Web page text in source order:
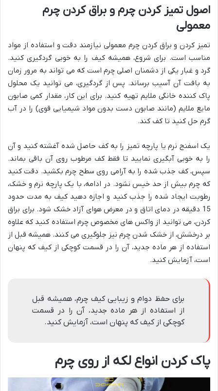
اصول تمیز کردن چرم و براق کردن چرم
معمولی
تمیز کردن و براق کردن چرم معمولی نیازمند دقت و استفاده از مواد
مناسب است. برای شروع، همیشه کیف را به خوبی گردگیری کنید.
گرد و غبار یکی از دشمنان اصلی چرم است که می تواند به مرور زمان
به بافت آن آسیب برساند. پس از گردگیری، می توانید یک محلول
پاک کننده خانگی ملایم تهیه کنید. برای این کار، مقدار کمی صابون
مایع ملایم (مانند صابون دست بدون مواد شیمیایی قوی) را در آب
گرم حل کنید تا کف کند.
یک اسفنج نرم یا پارچه تمیز را به کف حاصل شده آغشته کنید و آن
را به خوبی آبگیری نمایید تا فقط کف مرطوب روی آن باقی بماند.
سپس، کف جذب شده را به آرامی روی سطح چرم بکشید. دقت کنید
که چرم بیش از حد خیس نشود. در ادامه، با یک پارچه نرم و خشک،
رطوبت ایجاد شده را جذب کنید و اجازه دهید کیف به مدت حدود
15 دقیقه در دمای اتاق و در معرض هوای آزاد خشک شود. برای براق
کردن، می توانید از واکس های مخصوص چرم استفاده کنید که علاوه
بر درخشش، از خشک شدن چرم نیز جلوگیری می کنند. همیشه قبل از
استفاده از هر ماده جدید، آن را در قسمت کوچکی از کیف که پنهان
است، آزمایش کنید.
برای حفظ دوام و زیبایی کیف چرم، همیشه قبل
از استفاده از هر ماده جدید، آن را در قسمت
کوچکی از کیف که پنهان است، آزمایش کنید.
پاک کردن انواع لکه از روی چرم